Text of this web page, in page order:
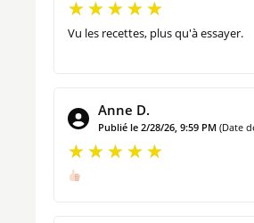
Mendiant « Bettelmann »
Pâte à biscuit pour agneau pascal
Cet ouvrage est idéal pour retrouver
Rezeptheft : Die Rezepte des
Vu les recettes, plus qu'à essayer.
Anne D.
Publié le 2/28/26, 9:59 PM (Date